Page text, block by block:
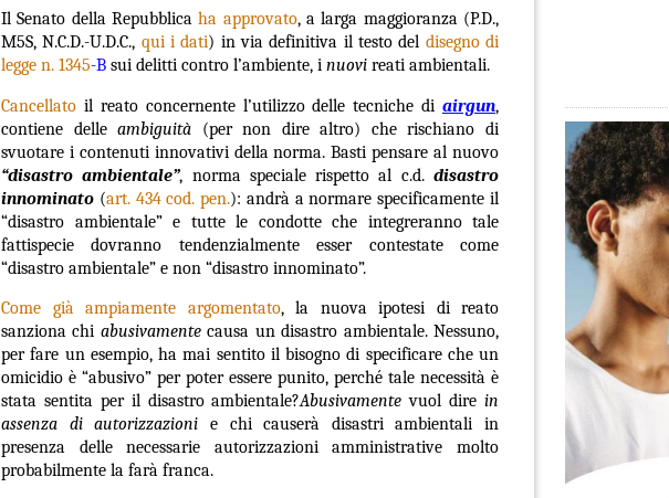
Il Senato della Repubblicaha approvato, a larga maggioranza (P.D.,
M5S, N.C.D.-U.D.C., qui i dati) in via definitiva il testo del disegno di
legge n. 1345-B sui delitti contro l’ambiente, i nuovi reati ambientali.
Cancellato il reato concernente l’utilizzo delle tecniche di airgun,
contiene delleambiguità (per non dire altro) che rischiano di
svuotare i contenuti innovativi della norma.Basti pensare al nuovo
“disastro ambientale”, norma speciale rispetto al c.d.disastro
innominato (art. 434 cod. pen.): andrà a normare specificamente il
“disastro ambientale” e tutte le condotte che integreranno tale
fattispecie dovranno tendenzialmente esser contestate come
“disastro ambientale” e non “disastro innominato”.
Come già ampiamente argomentato, la nuova ipotesi di reato
sanziona chi abusivamentecausa un disastro ambientale. Nessuno,
per fare un esempio, ha mai sentito il bisogno di specificare che un
omicidio è “abusivo” per poter essere punito, perché tale necessità è
stata sentita per il disastro ambientale?Abusivamente vuol dire in
assenza di autorizzazioni e chi causerà disastri ambientali in
presenza delle necessarie autorizzazioni amministrative molto
probabilmente la farà franca.